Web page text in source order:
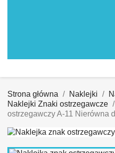
Strona główna Naklejki
Naklejki Znaki ostrzegawcze
ostrzegawczy A-11 Nierówna